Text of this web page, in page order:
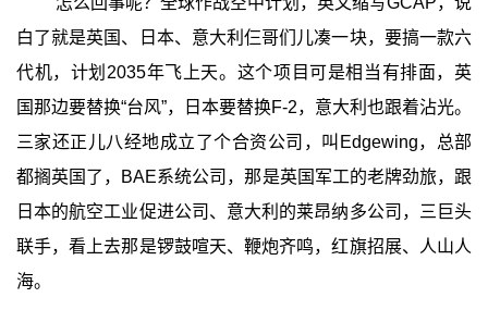
白了就是英国、日本、意大利仨哥们儿凑一块，要搞一款六
代机，计划2035年飞上天。这个项目可是相当有排面，英
国那边要替换“台风”，日本要替换F-2，意大利也跟着沾光。
三家还正儿八经地成立了个合资公司，叫Edgewing，总部
都搁英国了，BAE系统公司，那是英国军工的老牌劲旅，跟
日本的航空工业促进公司、意大利的莱昂纳多公司，三巨头
联手，看上去那是锣鼓喧天、鞭炮齐鸣，红旗招展、人山人
海。